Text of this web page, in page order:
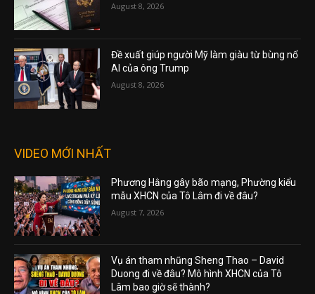
August 8, 2026
Đề xuất giúp người Mỹ làm giàu từ bùng nổ
AI của ông Trump
August 8, 2026
VIDEO MỚI NHẤT
Phương Hằng gây bão mạng, Phường kiểu
mẫu XHCN của Tô Lâm đi về đâu?
August 7, 2026
Vụ án tham nhũng Sheng Thao – David
Duong đi về đâu? Mô hình XHCN của Tô
Lâm bao giờ sẽ thành?